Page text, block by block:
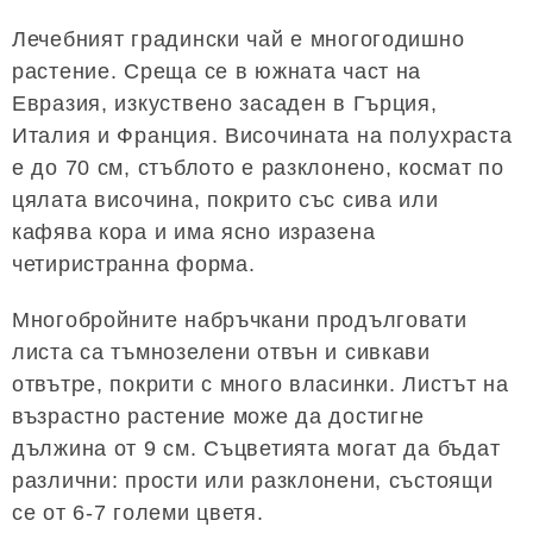
Лечебният градински чай е многогодишно
растение. Среща се в южната част на
Евразия, изкуствено засаден в Гърция,
Италия и Франция. Височината на полухраста
е до 70 см, стъблото е разклонено, космат по
цялата височина, покрито със сива или
кафява кора и има ясно изразена
четиристранна форма.
Многобройните набръчкани продълговати
листа са тъмнозелени отвън и сивкави
отвътре, покрити с много власинки. Листът на
възрастно растение може да достигне
дължина от 9 см. Съцветията могат да бъдат
различни: прости или разклонени, състоящи
се от 6-7 големи цветя.